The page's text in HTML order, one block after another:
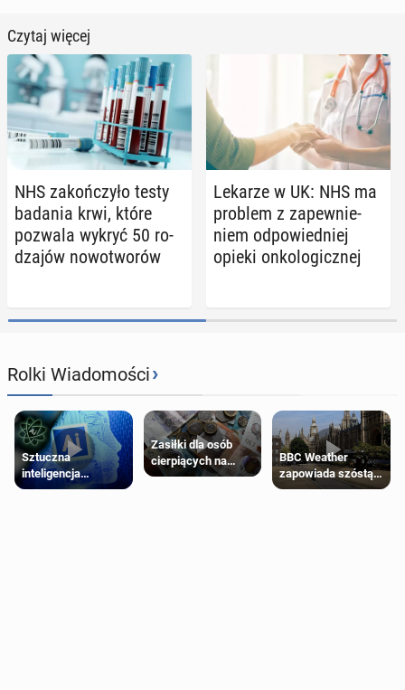
Czytaj więcej
NHS za­koń­czy­ło testy
badania krwi, które
pozwala wykryć 50 ro­
dza­jów no­wo­two­rów
Lekarze w UK: NHS ma
problem z za­pew­nie­
niem od­po­wied­niej
opieki on­ko­lo­gicz­nej
Rolki Wiadomości›
Sztuczna
inteligencja
próbowała oszukać
Zasiłki dla osób
cierpiących na
schorzenia
BBC Weather
zapowiada szóstą
falę upałów w